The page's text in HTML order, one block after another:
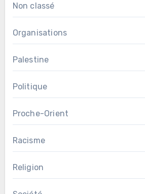
Non classé
Organisations
Palestine
Politique
Proche-Orient
Racisme
Religion